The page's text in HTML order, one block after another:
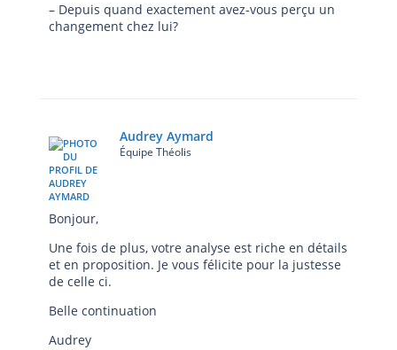
– Depuis quand exactement avez-vous perçu un
changement chez lui?
Audrey Aymard
Équipe Théolis
Bonjour,
Une fois de plus, votre analyse est riche en détails
et en proposition. Je vous félicite pour la justesse
de celle ci.
Belle continuation
Audrey